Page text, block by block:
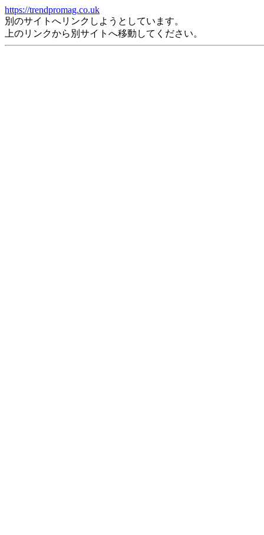
https://trendpromag.co.uk
別のサイトへリンクしようとしています。
上のリンクから別サイトへ移動してください。